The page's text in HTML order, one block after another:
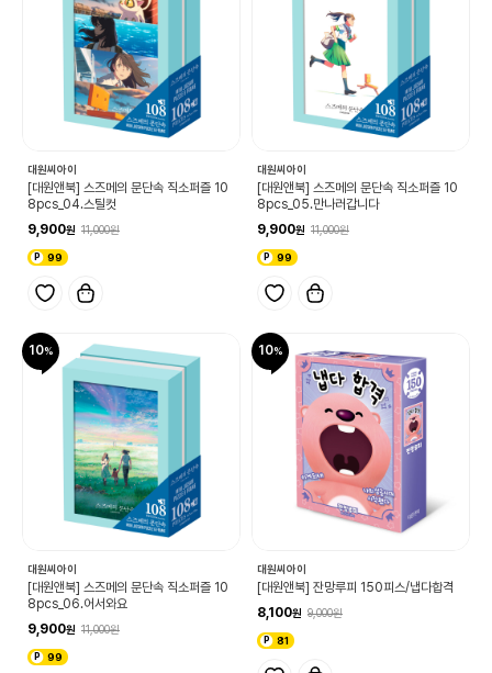
대원씨아이
[대원앤북] 스즈메의 문단속 직소퍼즐 10
8pcs_04.스틸컷
9,900
11,000
99
대원씨아이
[대원앤북] 스즈메의 문단속 직소퍼즐 10
8pcs_05.만나러갑니다
9,900
11,000
99
10
대원씨아이
[대원앤북] 스즈메의 문단속 직소퍼즐 10
8pcs_06.어서와요
9,900
11,000
99
10
대원씨아이
[대원앤북] 잔망루피 150피스/냅다합격
8,100
9,000
81